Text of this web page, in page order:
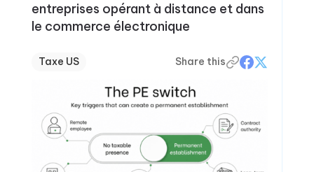
entreprises opérant à distance et dans
le commerce électronique
Taxe US Share this